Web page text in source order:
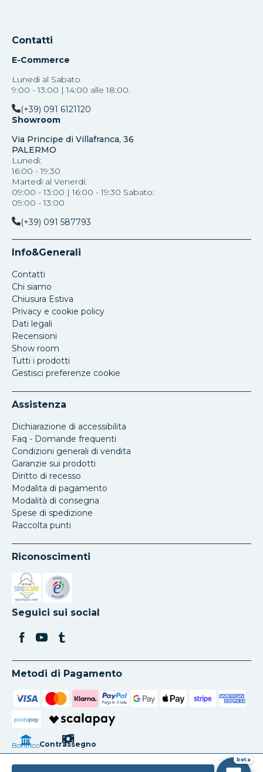
Contatti
E-Commerce
Lunedì al Sabato
9:00 - 13:00 | 14:00 alle 18:00.
(+39) 091 6121120
Showroom
Via Principe di Villafranca, 36
PALERMO
Lunedì:
16:00 - 19:30
Martedì al Venerdi:
09:00 - 13:00 | 16:00 - 19:30 Sabato:
09:00 - 13:00
(+39) 091 587793
Info&Generali
Contatti
Chi siamo
Chiusura Estiva
Privacy e cookie policy
Dati legali
Recensioni
Show room
Tutti i prodotti
Gestisci preferenze cookie
Assistenza
Dichiarazione di accessibilita
Faq - Domande frequenti
Condizioni generali di vendita
Garanzie sui prodotti
Diritto di recesso
Modalita di pagamento
Modalità di consegna
Spese di spedizione
Raccolta punti
Riconoscimenti
Si apre in una nuova scheda
Si apre in una nuova scheda
Seguici sui social
Metodi di Pagamento
postepay
BonificoContrassegno
beta